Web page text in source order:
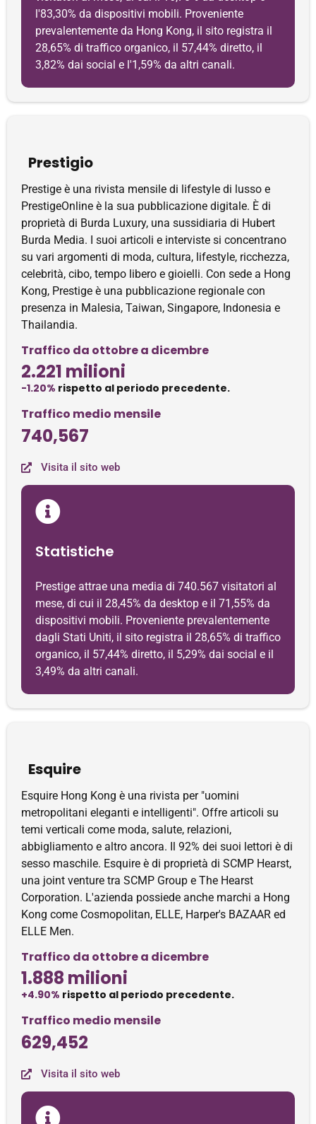
l'83,30% da dispositivi mobili. Proveniente
prevalentemente da Hong Kong, il sito registra il
28,65% di traffico organico, il 57,44% diretto, il
3,82% dai social e l'1,59% da altri canali.
Prestigio
Prestige è una rivista mensile di lifestyle di lusso e
PrestigeOnline è la sua pubblicazione digitale. È di
proprietà di Burda Luxury, una sussidiaria di Hubert
Burda Media. I suoi articoli e interviste si concentrano
su vari argomenti di moda, cultura, lifestyle, ricchezza,
celebrità, cibo, tempo libero e gioielli. Con sede a Hong
Kong, Prestige è una pubblicazione regionale con
presenza in Malesia, Taiwan, Singapore, Indonesia e
Thailandia.
Traffico da ottobre a dicembre
2.221 milioni
-1.20% rispetto al periodo precedente.
Traffico medio mensile
740,567
Visita il sito web
Statistiche
Prestige attrae una media di 740.567 visitatori al
mese, di cui il 28,45% da desktop e il 71,55% da
dispositivi mobili. Proveniente prevalentemente
dagli Stati Uniti, il sito registra il 28,65% di traffico
organico, il 57,44% diretto, il 5,29% dai social e il
3,49% da altri canali.
Esquire
Esquire Hong Kong è una rivista per "uomini
metropolitani eleganti e intelligenti". Offre articoli su
temi verticali come moda, salute, relazioni,
abbigliamento e altro ancora. Il 92% dei suoi lettori è di
sesso maschile. Esquire è di proprietà di SCMP Hearst,
una joint venture tra SCMP Group e The Hearst
Corporation. L'azienda possiede anche marchi a Hong
Kong come Cosmopolitan, ELLE, Harper's BAZAAR ed
ELLE Men.
Traffico da ottobre a dicembre
1.888 milioni
+4.90% rispetto al periodo precedente.
Traffico medio mensile
629,452
Visita il sito web